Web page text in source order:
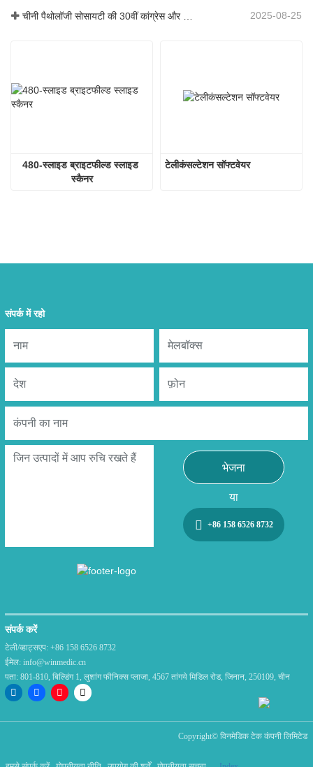
2025-08-25
480-स्लाइड ब्राइटफील्ड स्लाइड
स्कैनर
टेलीकंसल्टेशन सॉफ्टवेयर
संपर्क में रहो
भेजना
या
+86 158 6526 8732
संपर्क करें
टेली/व्हाट्सएप: +86 158 6526 8732
ईमेल: info@winmedic.cn
पता: 801-810, बिल्डिंग 1, लुशांग फीनिक्स प्लाजा, 4567 तांगये मिडिल रोड, जिनान, 250109, चीन
Copyright© विनमेडिक टेक कंपनी लिमिटेड